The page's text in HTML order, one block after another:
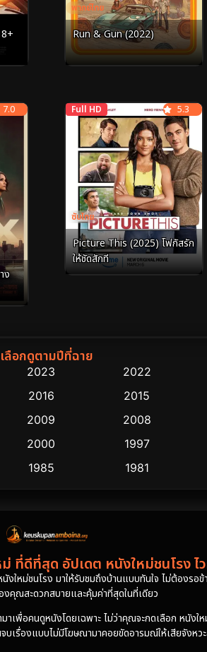
พากย์ไทย
Run & Gun (2022)
7.0
ง
Full HD
ซับไทย
5.3
Picture This (2025) โฟกัสรัก
ให้ชัดสักที
เลือกดูตามปีที่ฉาย
2023 2022
2016 2015
2009 2008
2000 1997
1985 1981
ที่ดีที่สุด อัปเดต หนังใหม่ชนโรง ไว
หม่ชนโรง มาให้รับชมถึงบ้านแบบทันใจ ไม่ต้องรอ
งคุณสะดวกสบายและคุ้มค่าที่สุดในที่เดียว
อคนดูหนังโดยเฉพาะ ไม่ว่าคุณจะกดเลือก หนังใ
บเรื่องแบบไม่มีโฆษณามาคอยขัดอารมณ์ให้เสียจังหว